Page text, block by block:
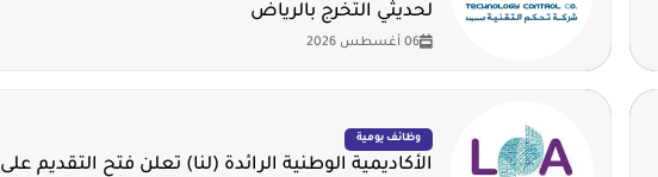
لحديثي التخرج بالرياض
06 أغسطس 2026
وظائف يومية
الأكاديمية الوطنية الرائدة (لنا) تعلن فتح التقديم على